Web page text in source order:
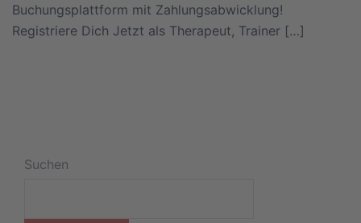
Buchungsplattform mit Zahlungsabwicklung!
Registriere Dich Jetzt als Therapeut, Trainer […]
Suchen